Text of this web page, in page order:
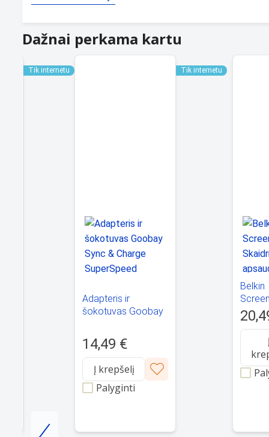
Dažnai perkama kartu
Tik internetu
Adapteris ir
šokotuvas Goobay
14,49 €
Į krepšelį
Palyginti
Tik internetu
Belkin
Skaidri
Į